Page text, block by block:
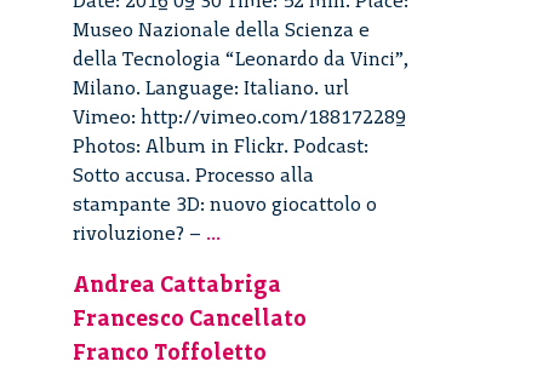
Museo Nazionale della Scienza e
della Tecnologia “Leonardo da Vinci”,
Milano. Language: Italiano. url
Vimeo: http://vimeo.com/188172289
Photos: Album in Flickr. Podcast:
Sotto accusa. Processo alla
stampante 3D: nuovo giocattolo o
rivoluzione? – ...
la
stampante
3D.
Andrea Cattabriga
Francesco Cancellato
Franco Toffoletto